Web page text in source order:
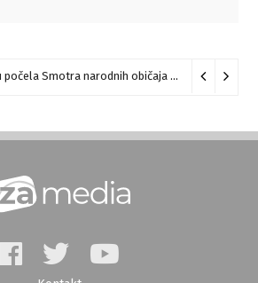
U Vražogrncu počela Smotra narodnih običaja „Vražogrnački točak“